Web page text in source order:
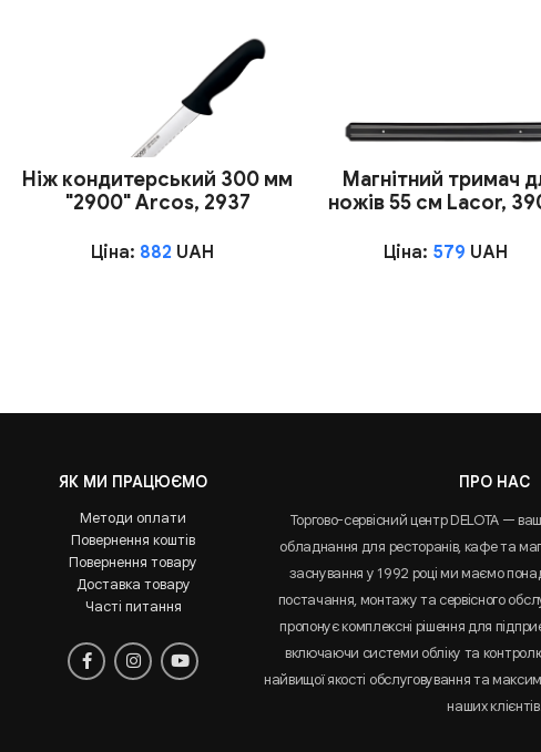
Ніж кондитерський 300 мм
"2900" Arcos, 2937
Ціна: 882 UAH
Магнітний тримач
ножів 55 см Lacor,
Ціна: 579 UAH
ЯК МИ ПРАЦЮЄМО
Методи оплати
Повернення коштів
Повернення товару
Доставка товару
Часті питання
ПРО НАС
Торгово-сервісний центр DELOTA —
обладнання для ресторанів, кафе та
заснування у 1992 році ми маємо
постачання, монтажу та сервісного
пропонує комплексні рішення для
включаючи системи обліку та
найвищої якості обслуговування та
наших клієнтів.